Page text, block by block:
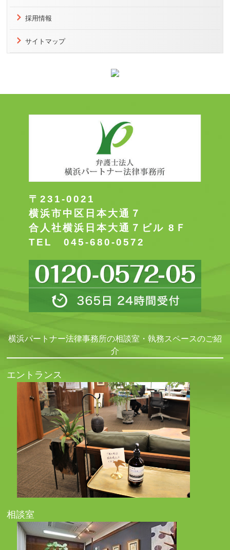
採用情報
サイトマップ
〒231-0021
横浜市中区日本大通７
合人社横浜日本大通７ビル 8Ｆ
TEL 045-680-0572
横浜パートナー法律事務所の相談室・執務スペースのご紹
介
エントランス
相談室